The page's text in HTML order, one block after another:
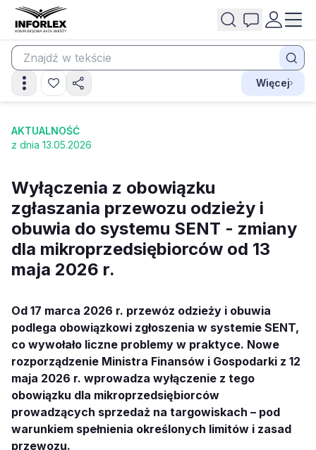
Więcej
AKTUALNOŚĆ
z dnia 13.05.2026
Wyłączenia z obowiązku
zgłaszania przewozu odzieży i
obuwia do systemu SENT - zmiany
dla mikroprzedsiębiorców od 13
maja 2026 r.
Od 17 marca 2026 r. przewóz odzieży i obuwia
podlega obowiązkowi zgłoszenia w systemie SENT,
co wywołało liczne problemy w praktyce. Nowe
rozporządzenie Ministra Finansów i Gospodarki z 12
maja 2026 r. wprowadza wyłączenie z tego
obowiązku dla mikroprzedsiębiorców
prowadzących sprzedaż na targowiskach – pod
warunkiem spełnienia określonych limitów i zasad
przewozu.